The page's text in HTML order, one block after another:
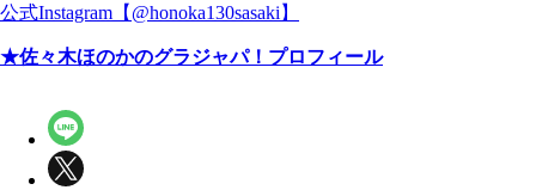
公式Instagram【@honoka130sasaki】
★佐々木ほのかのグラジャパ！プロフィール